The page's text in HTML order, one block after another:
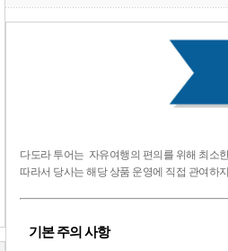
다도라 투어는 자유여행의 편의를 위해 최소
따라서 당사는 해당 상품 운영에 직접 관여하
기본 주의 사항